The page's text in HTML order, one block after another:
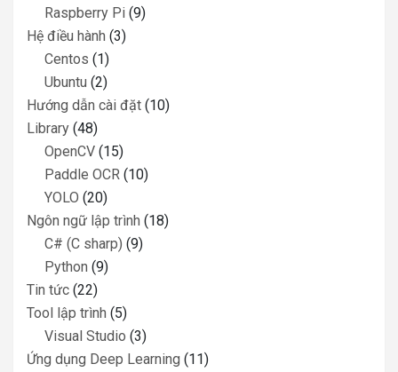
Raspberry Pi (9)
Hệ điều hành (3)
Centos (1)
Ubuntu (2)
Hướng dẫn cài đặt (10)
Library (48)
OpenCV (15)
Paddle OCR (10)
YOLO (20)
Ngôn ngữ lập trình (18)
C# (C sharp) (9)
Python (9)
Tin tức (22)
Tool lập trình (5)
Visual Studio (3)
Ứng dụng Deep Learning (11)